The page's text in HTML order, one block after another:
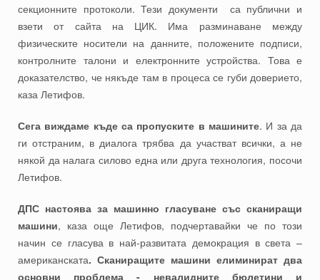
секционните протоколи. Тези документи са публични и
взети от сайта на ЦИК. Има разминаване между
физическите носители на данните, положените подписи,
контролните талони и електронните устройства. Това е
доказателство, че някъде там в процеса се губи доверието,
каза Летифов.
Сега виждаме къде са пропуските в машините. И за да
ги отстраним, в диалога трябва да участват всички, а не
някой да налага силово една или друга технология, посочи
Летифов.
ДПС настоява за машинно гласуване със сканиращи
машини, каза още Летифов, подчертавайки че по този
начин се гласува в най-развитата демокрация в света –
американската. Сканиращите машини елиминират два
основни проблема - невалидните бюлетини и